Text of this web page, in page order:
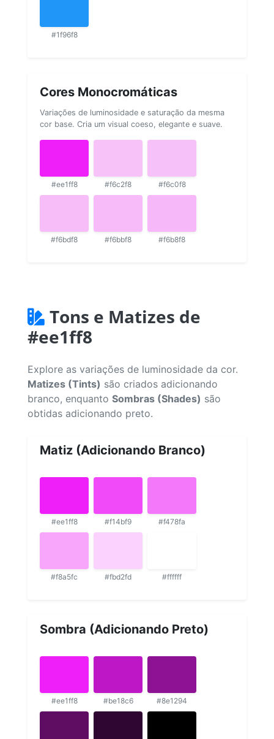
#1f96f8
Cores Monocromáticas
Variações de luminosidade e saturação da mesma
cor base. Cria um visual coeso, elegante e suave.
#ee1ff8 #f6c2f8 #f6c0f8
#f6bdf8 #f6bbf8 #f6b8f8
Tons e Matizes de
#ee1ff8
Explore as variações de luminosidade da cor.
Matizes (Tints) são criados adicionando
branco, enquanto Sombras (Shades) são
obtidas adicionando preto.
Matiz (Adicionando Branco)
#ee1ff8 #f14bf9 #f478fa
#f8a5fc #fbd2fd #ffffff
Sombra (Adicionando Preto)
#ee1ff8 #be18c6 #8e1294